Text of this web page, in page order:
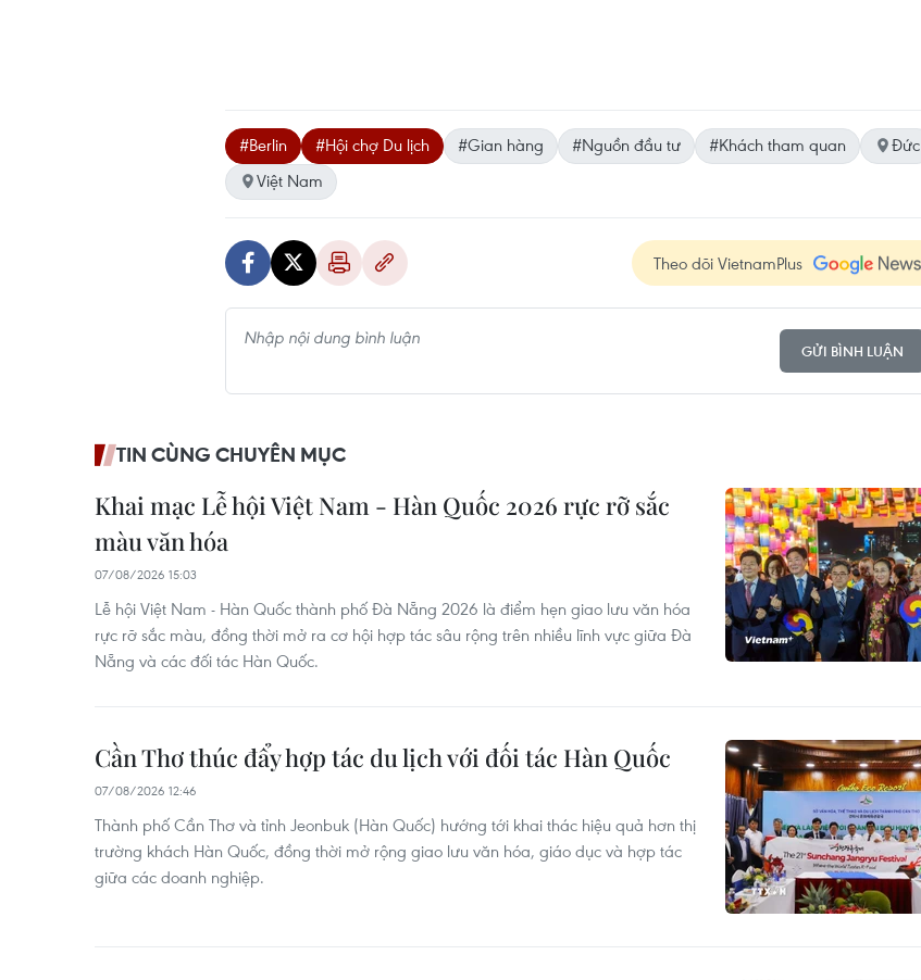
#Berlin #Hội chợ Du lịch #Gian hàng #Nguồn đầu tư #Khách tham quan
Đức
Việt Nam
Theo dõi VietnamPlus
GỬI BÌNH LUẬN
TIN CÙNG CHUYÊN MỤC
Khai mạc Lễ hội Việt Nam - Hàn Quốc 2026 rực rỡ sắc
màu văn hóa
07/08/2026 15:03
Lễ hội Việt Nam - Hàn Quốc thành phố Đà Nẵng 2026 là điểm hẹn giao lưu văn hóa
rực rỡ sắc màu, đồng thời mở ra cơ hội hợp tác sâu rộng trên nhiều lĩnh vực giữa Đà
Nẵng và các đối tác Hàn Quốc.
Cần Thơ thúc đẩy hợp tác du lịch với đối tác Hàn Quốc
07/08/2026 12:46
Thành phố Cần Thơ và tỉnh Jeonbuk (Hàn Quốc) hướng tới khai thác hiệu quả hơn thị
trường khách Hàn Quốc, đồng thời mở rộng giao lưu văn hóa, giáo dục và hợp tác
giữa các doanh nghiệp.